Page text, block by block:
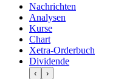
Nachrichten
Analysen
Kurse
Chart
Xetra-Orderbuch
Dividende
‹ ›